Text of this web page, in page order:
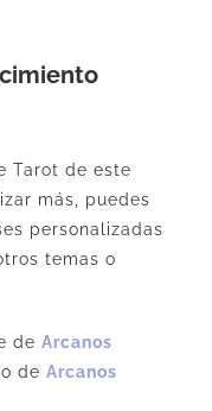
Tarot de este
más, puedes
personalizadas
temas o
de Arcanos
de Arcanos